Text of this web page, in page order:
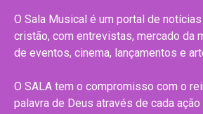
O Sala Musical é um portal de
cristão, com entrevistas, mercado da
de eventos, cinema, lançamentos e
O SALA tem o compromisso com o
palavra de Deus através de cada